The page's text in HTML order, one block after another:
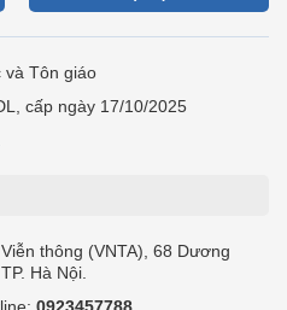
và Tôn giáo
cấp ngày 17/10/2025
thông (VNTA), 68 Dương
Hà Nội.